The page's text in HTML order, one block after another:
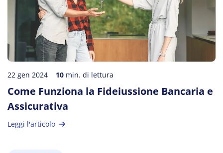
22 gen 2024 10 min. di lettura
Come Funziona la Fideiussione Bancaria e
Assicurativa
Leggi l'articolo